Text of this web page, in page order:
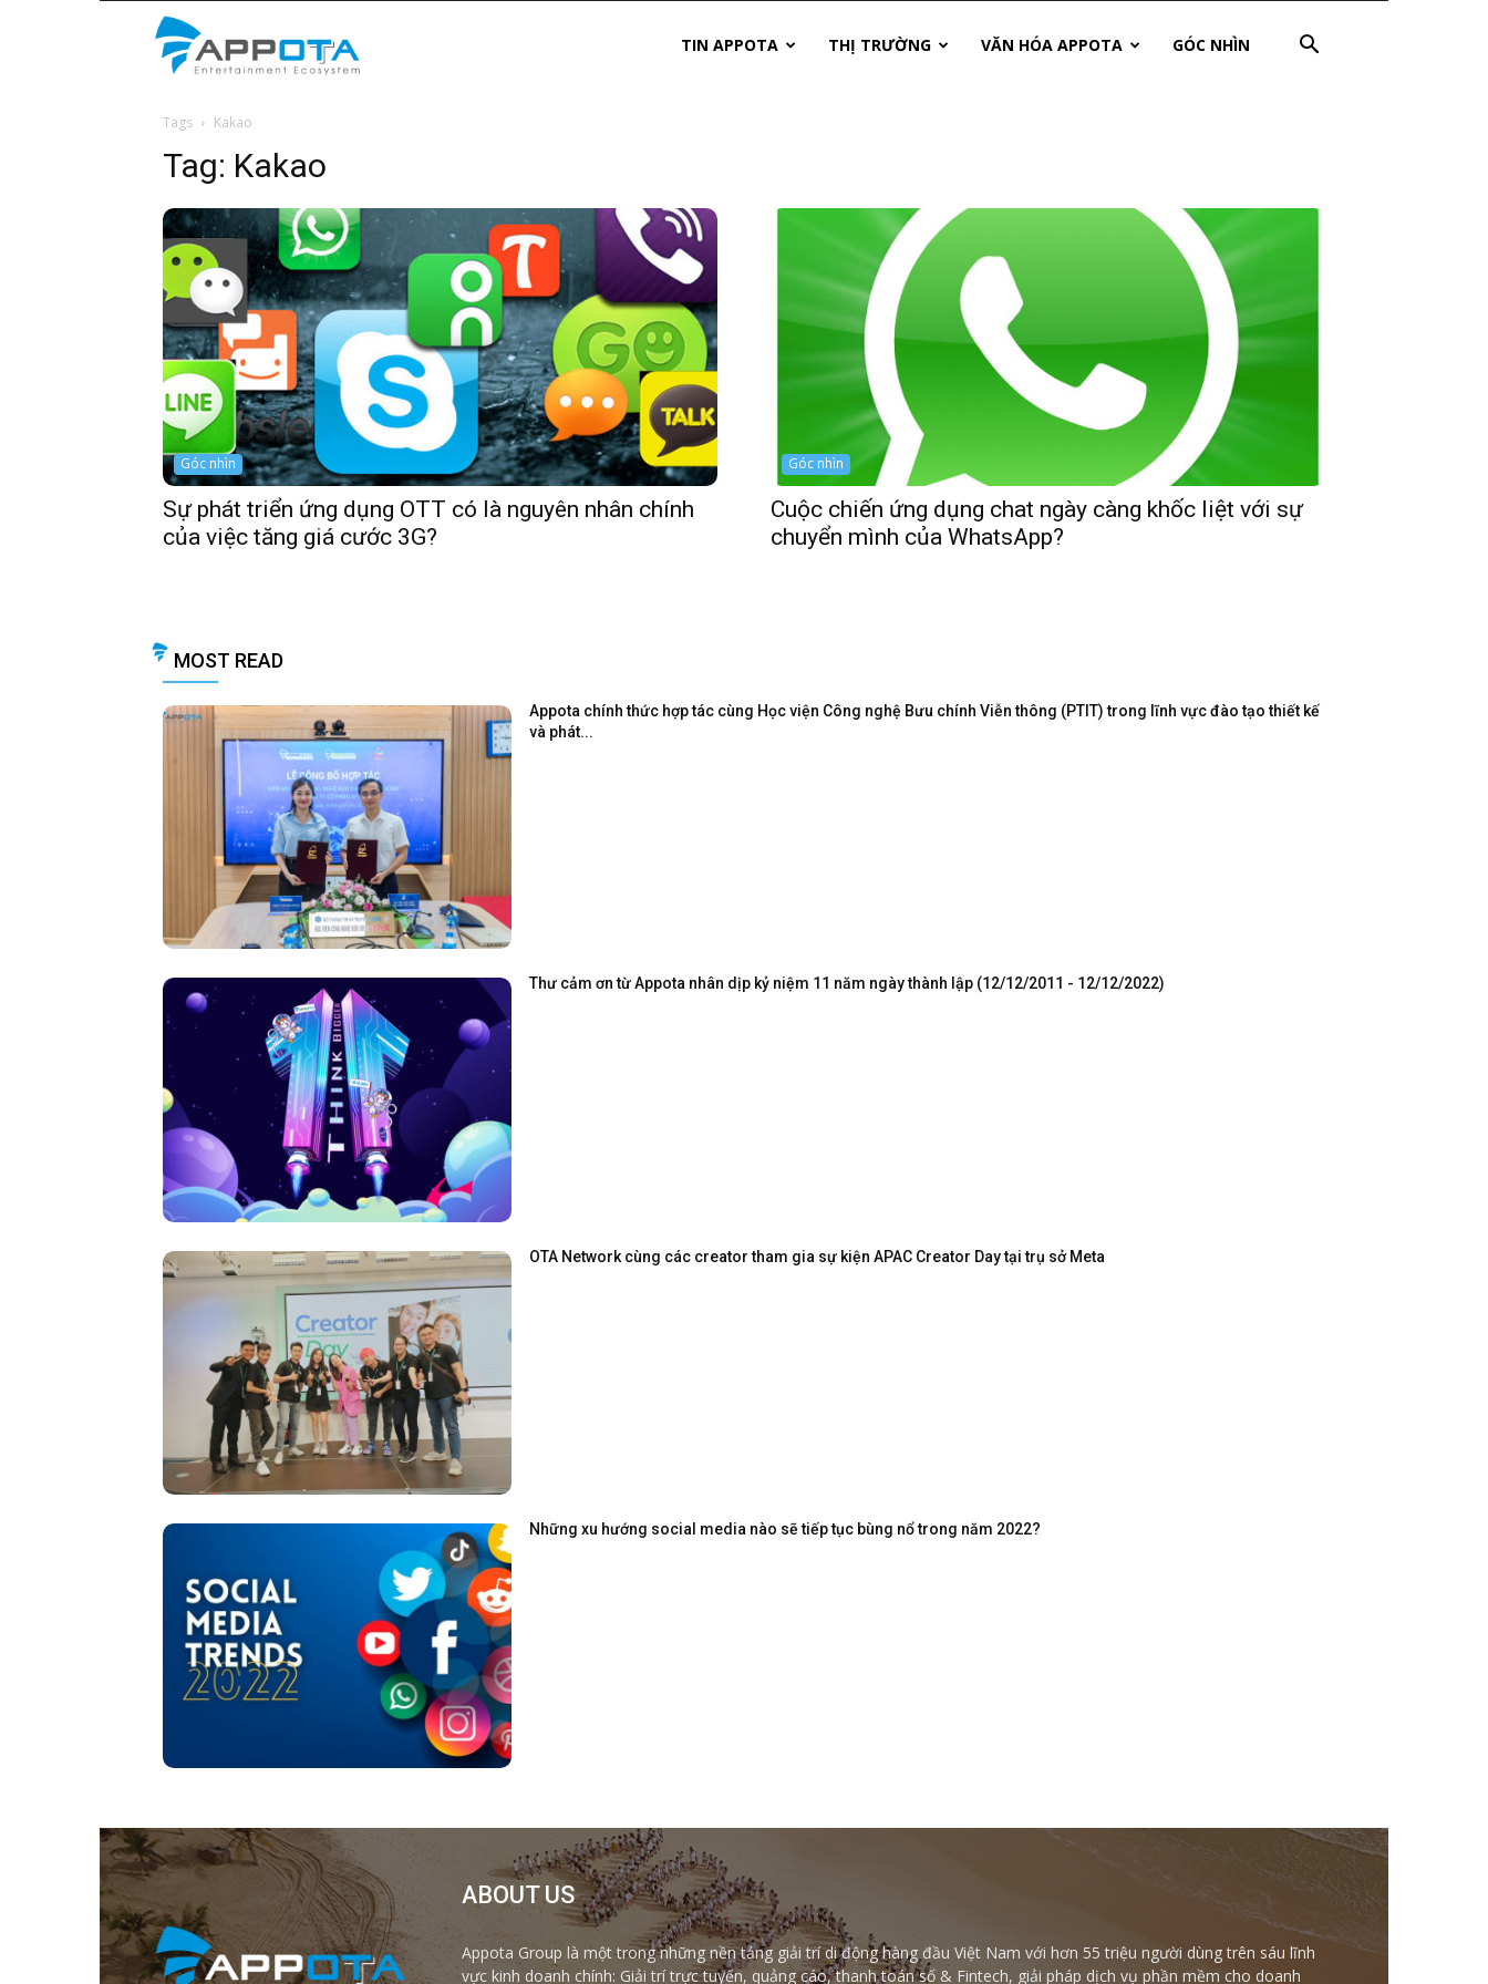
TIN APPOTA THỊ TRƯỜNG VĂN HÓA APPOTA GÓC NHÌN
Tags Kakao
Tag: Kakao
Góc nhìn
Sự phát triển ứng dụng OTT có là nguyên nhân chính
của việc tăng giá cước 3G?
Góc nhìn
Cuộc chiến ứng dụng chat ngày càng khốc liệt với sự
chuyển mình của WhatsApp?
MOST READ
Appota chính thức hợp tác cùng Học viện Công nghệ Bưu chính Viễn thông (PTIT) trong lĩnh vực đào tạo thiết kế
và phát...
Thư cảm ơn từ Appota nhân dịp kỷ niệm 11 năm ngày thành lập (12/12/2011 - 12/12/2022)
OTA Network cùng các creator tham gia sự kiện APAC Creator Day tại trụ sở Meta
Những xu hướng social media nào sẽ tiếp tục bùng nổ trong năm 2022?
ABOUT US
Appota Group là một trong những nền tảng giải trí di động hàng đầu Việt Nam với hơn 55 triệu người dùng trên sáu lĩnh
vực kinh doanh chính: Giải trí trực tuyến, quảng cáo, thanh toán số & Fintech, giải pháp dịch vụ phần mềm cho doanh